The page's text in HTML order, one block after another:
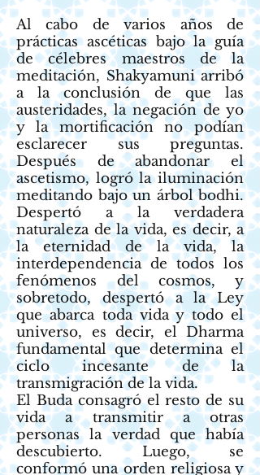
Al cabo de varios años de
prácticas ascéticas bajo la guía
de célebres maestros de la
meditación, Shakyamuni arribó
a la conclusión de que las
austeridades, la negación de yo
y la mortificación no podían
esclarecer sus preguntas.
Después de abandonar el
ascetismo, logró la iluminación
meditando bajo un árbol bodhi.
Despertó a la verdadera
naturaleza de la vida, es decir, a
la eternidad de la vida, la
interdependencia de todos los
fenómenos del cosmos, y
sobretodo, despertó a la Ley
que abarca toda vida y todo el
universo, es decir, el Dharma
fundamental que determina el
ciclo incesante de la
transmigración de la vida.
El Buda consagró el resto de su
vida a transmitir a otras
personas la verdad que había
descubierto. Luego, se
conformó una orden religiosa y